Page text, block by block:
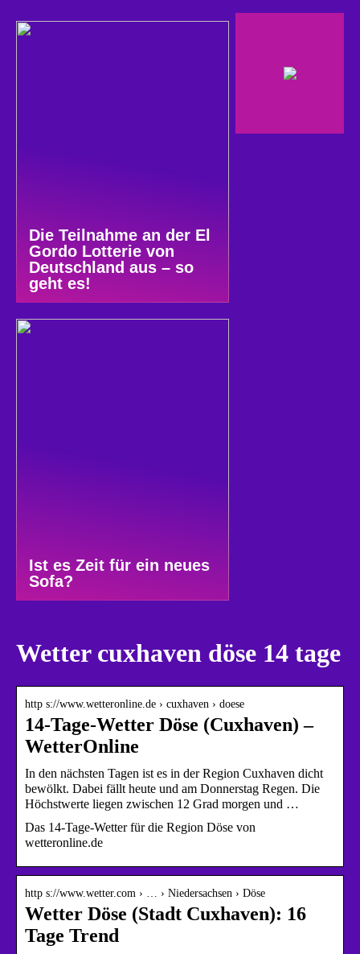
Die Teilnahme an der El
Gordo Lotterie von
Deutschland aus – so
geht es!
Ist es Zeit für ein neues
Sofa?
Wetter cuxhaven döse 14 tage
http s://www.wetteronline.de › cuxhaven › doese
14-Tage-Wetter Döse (Cuxhaven) –
WetterOnline
In den nächsten Tagen ist es in der Region Cuxhaven dicht
bewölkt. Dabei fällt heute und am Donnerstag Regen. Die
Höchstwerte liegen zwischen 12 Grad morgen und …
Das 14-Tage-Wetter für die Region Döse von
wetteronline.de
http s://www.wetter.com › … › Niedersachsen › Döse
Wetter Döse (Stadt Cuxhaven): 16
Tage Trend